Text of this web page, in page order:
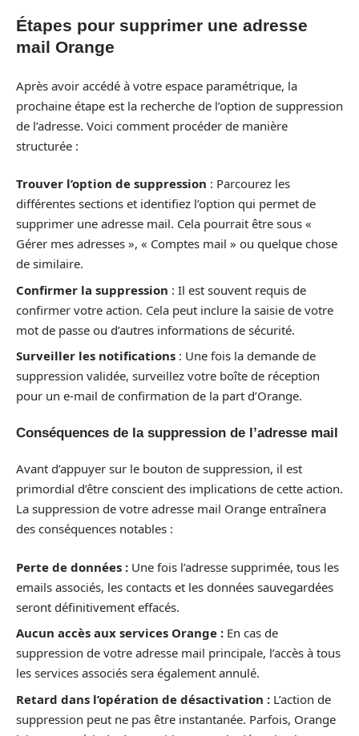
Étapes pour supprimer une adresse
mail Orange
Après avoir accédé à votre espace paramétrique, la
prochaine étape est la recherche de l’option de suppression
de l’adresse. Voici comment procéder de manière
structurée :
Trouver l’option de suppression : Parcourez les
différentes sections et identifiez l’option qui permet de
supprimer une adresse mail. Cela pourrait être sous «
Gérer mes adresses », « Comptes mail » ou quelque chose
de similaire.
Confirmer la suppression : Il est souvent requis de
confirmer votre action. Cela peut inclure la saisie de votre
mot de passe ou d’autres informations de sécurité.
Surveiller les notifications : Une fois la demande de
suppression validée, surveillez votre boîte de réception
pour un e-mail de confirmation de la part d’Orange.
Conséquences de la suppression de l’adresse mail
Avant d’appuyer sur le bouton de suppression, il est
primordial d’être conscient des implications de cette action.
La suppression de votre adresse mail Orange entraînera
des conséquences notables :
Perte de données : Une fois l’adresse supprimée, tous les
emails associés, les contacts et les données sauvegardées
seront définitivement effacés.
Aucun accès aux services Orange : En cas de
suppression de votre adresse mail principale, l’accès à tous
les services associés sera également annulé.
Retard dans l’opération de désactivation : L’action de
suppression peut ne pas être instantanée. Parfois, Orange